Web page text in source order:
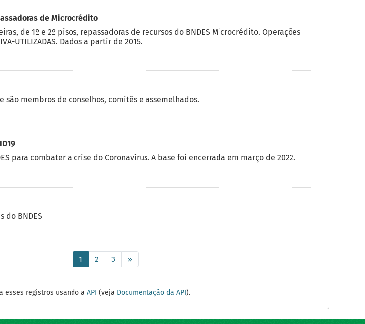
de Microcrédito
de 1º e 2º pisos, repassadoras de recursos do BNDES Microcrédito. Operações
UTILIZADAS. Dados a partir de 2015.
são membros de conselhos, comitês e assemelhados.
para combater a crise do Coronavírus. A base foi encerrada em março de 2022.
do BNDES
1 2 3 »
esses registros usando a API (veja Documentação da API).